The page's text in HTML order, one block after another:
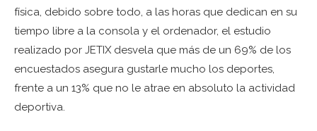
física, debido sobre todo, a las horas que dedican en su
tiempo libre a la consola y el ordenador, el estudio
realizado por JETIX desvela que más de un 69% de los
encuestados asegura gustarle mucho los deportes,
frente a un 13% que no le atrae en absoluto la actividad
deportiva.